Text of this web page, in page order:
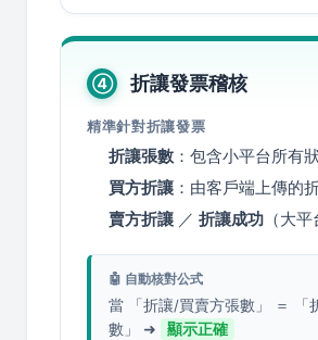
④ 折讓發票稽核
精準針對折讓發票
折讓張數 ：包含小平台所有
買方折讓 ：由客戶端上傳的
賣方折讓 ／ 折讓成功 （大
🤖 自動核對公式
當 「折讓/買賣方張數」 ＝ 「
數」 ➜
顯示正確